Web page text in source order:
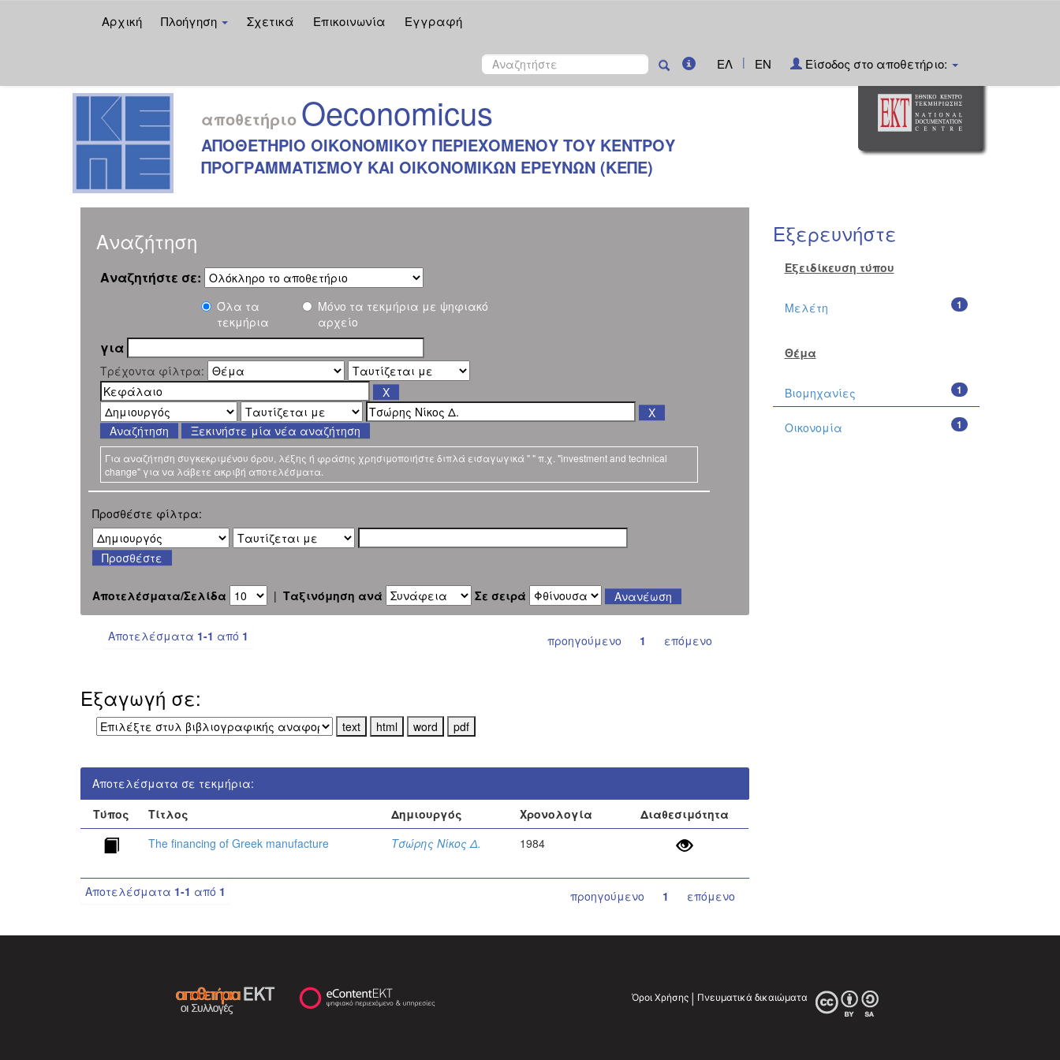
Αρχική Πλοήγηση Σχετικά Επικοινωνία Εγγραφή
ΕΛ | EN Είσοδος στο αποθετήριο:
αποθετήριο Oeconomicus
ΑΠΟΘΕΤΗΡΙΟ ΟΙΚΟΝΟΜΙΚΟΥ ΠΕΡΙΕΧΟΜΕΝΟΥ ΤΟΥ ΚΕΝΤΡΟΥ
ΠΡΟΓΡΑΜΜΑΤΙΣΜΟΥ ΚΑΙ ΟΙΚΟΝΟΜΙΚΩΝ ΕΡΕΥΝΩΝ (ΚΕΠΕ)
Αναζήτηση
Αναζητήστε σε:
Όλα τα
τεκμήρια
Μόνο τα τεκμήρια με ψηφιακό
αρχείο
για
Τρέχοντα φίλτρα:
Ξεκινήστε μία νέα αναζήτηση
Για αναζήτηση συγκεκριμένου όρου, λέξης ή φράσης χρησιμοποιήστε διπλά εισαγωγικά " " π.χ. "investment and technical
change" για να λάβετε ακριβή αποτελέσματα.
Προσθέστε φίλτρα:
Αποτελέσματα/Σελίδα | Ταξινόμηση ανά Σε σειρά
Αποτελέσματα 1-1 από 1 προηγούμενο 1 επόμενο
Εξαγωγή σε:
Αποτελέσματα σε τεκμήρια:
Τύπος
Τίτλος Δημιουργός Χρονολογία
Διαθεσιμότητα
The financing of Greek manufacture
Τσώρης Νίκος Δ. 1984
Αποτελέσματα 1-1 από 1 προηγούμενο 1 επόμενο
Εξερευνήστε
Εξειδίκευση τύπου
1
Μελέτη
Θέμα
1
Βιομηχανίες
1
Οικονομία